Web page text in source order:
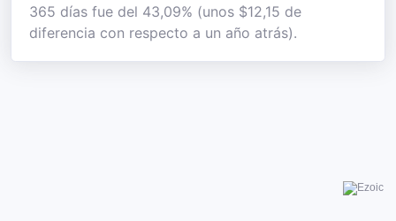
365 días fue del 43,09% (unos $12,15 de
diferencia con respecto a un año atrás).